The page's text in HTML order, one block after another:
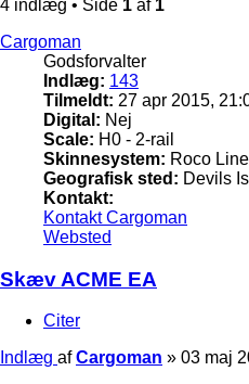
4 indlæg • Side 1 af 1
Cargoman
Godsforvalter
Indlæg: 143
Tilmeldt: 27 apr 2015,
Digital: Nej
Scale: H0 - 2-rail
Skinnesystem: Roco Line
Geografisk sted: Devils
Kontakt:
Kontakt Cargoman
Websted
Skæv ACME EA
Citer
Indlæg afCargoman » 03 maj